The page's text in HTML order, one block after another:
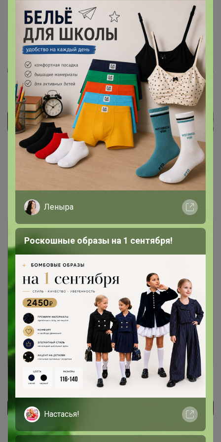
Артемида
Показаны записи1-3из3.
Чтобы ответить или задать вопрос
необходимо авторизоваться на сайте
Это займет меньше минуты
Войти Зарегистрироваться
Реклама
Леныра
Роскошные образы на 1 сентября!
Настасья!